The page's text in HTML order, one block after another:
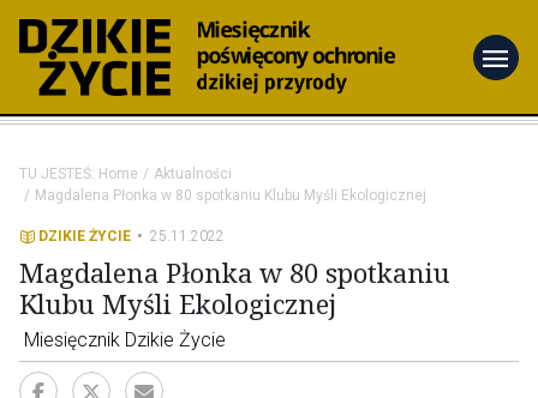
menu
TU JESTEŚ: Home
Aktualności
Magdalena Płonka w 80 spotkaniu Klubu Myśli Ekologicznej
DZIKIE ŻYCIE 25.11.2022
Magdalena Płonka w 80 spotkaniu
Klubu Myśli Ekologicznej
Miesięcznik Dzikie Życie